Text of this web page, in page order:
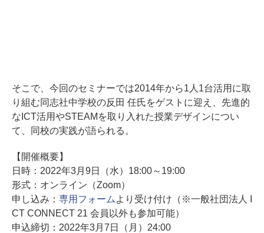
そこで、今回のセミナーでは2014年から1人1台活用に取
り組む同志社中学校の反田 任氏をゲストに迎え、先進的
なICT活用やSTEAMを取り入れた授業デザインについ
て、同校の実践が語られる。
【開催概要】
日時：2022年3月9日（水）18:00～19:00
形式：オンライン（Zoom）
申し込み： 専用フォーム より受け付け（※一般社団法人 I
CT CONNECT 21 会員以外も参加可能）
申込締切：2022年3月7日（月）24:00